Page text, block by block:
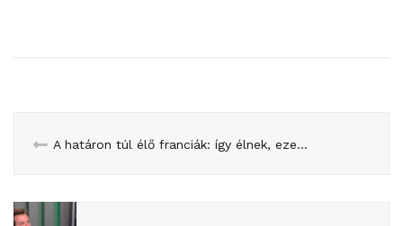
A határon túl élő franciák: így élnek, ezek a bajaik